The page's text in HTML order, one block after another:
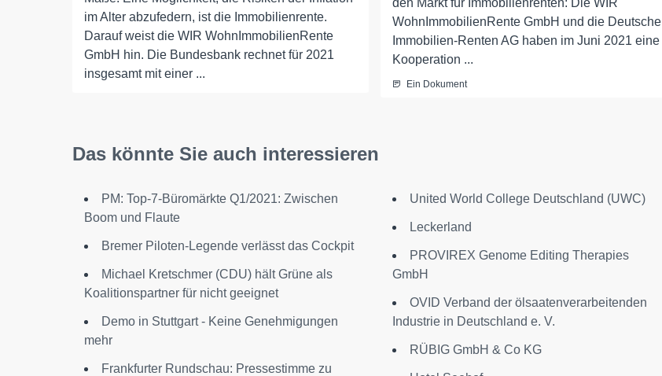
im Alter abzufedern, ist die Immobilienrente.
Darauf weist die WIR WohnImmobilienRente
GmbH hin. Die Bundesbank rechnet für 2021
insgesamt mit einer ...
den Markt für Immobilienrenten: Die WIR
WohnImmobilienRente GmbH und die Deutsche
Immobilien-Renten AG haben im Juni 2021 eine
Kooperation ...
Ein Dokument
Das könnte Sie auch interessieren
PM: Top-7-Büromärkte Q1/2021: Zwischen
Boom und Flaute
Bremer Piloten-Legende verlässt das Cockpit
Michael Kretschmer (CDU) hält Grüne als
Koalitionspartner für nicht geeignet
Demo in Stuttgart - Keine Genehmigungen
mehr
Frankfurter Rundschau: Pressestimme zu
United World College Deutschland (UWC)
Leckerland
PROVIREX Genome Editing Therapies
GmbH
OVID Verband der ölsaatenverarbeitenden
Industrie in Deutschland e. V.
RÜBIG GmbH & Co KG